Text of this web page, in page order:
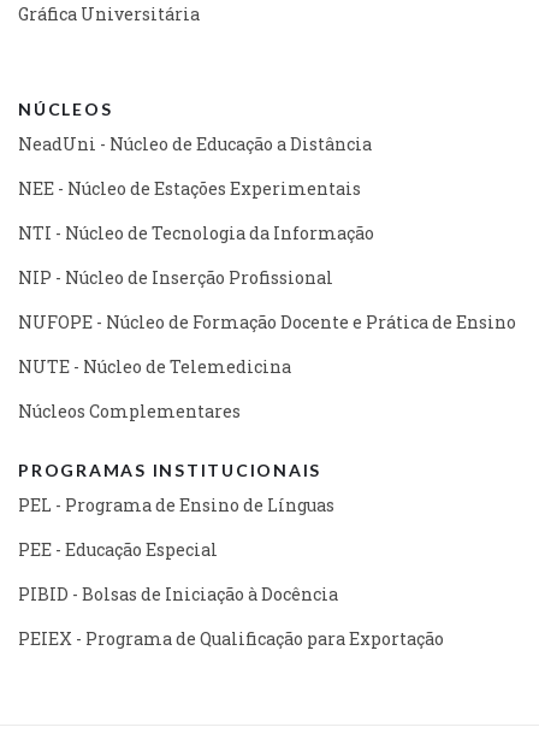
Gráfica Universitária
NÚCLEOS
NeadUni - Núcleo de Educação a Distância
NEE - Núcleo de Estações Experimentais
NTI - Núcleo de Tecnologia da Informação
NIP - Núcleo de Inserção Profissional
NUFOPE - Núcleo de Formação Docente e Prática de Ensino
NUTE - Núcleo de Telemedicina
Núcleos Complementares
PROGRAMAS INSTITUCIONAIS
PEL - Programa de Ensino de Línguas
PEE - Educação Especial
PIBID - Bolsas de Iniciação à Docência
PEIEX - Programa de Qualificação para Exportação